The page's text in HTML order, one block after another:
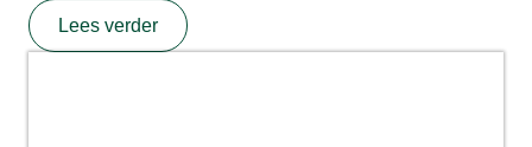
Lees verder